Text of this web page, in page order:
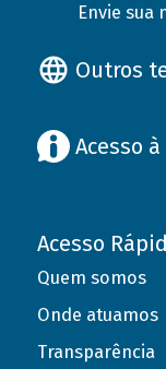
Envie sua
Outros
Acesso
Acesso
Quem somos
Onde atuamos
Transparência